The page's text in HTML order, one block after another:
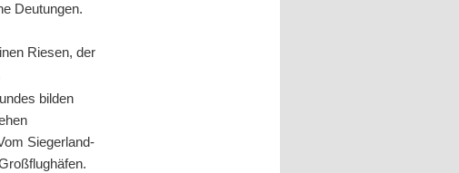
Deutungen.
Riesen, der
bilden
Siegerland-